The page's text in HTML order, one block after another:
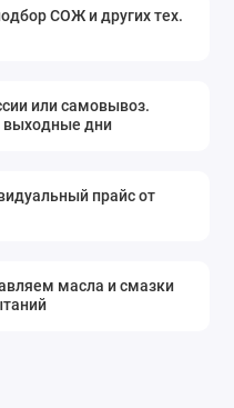
СОЖ и других тех.
или самовывоз.
выходные дни
прайс от
масла и смазки